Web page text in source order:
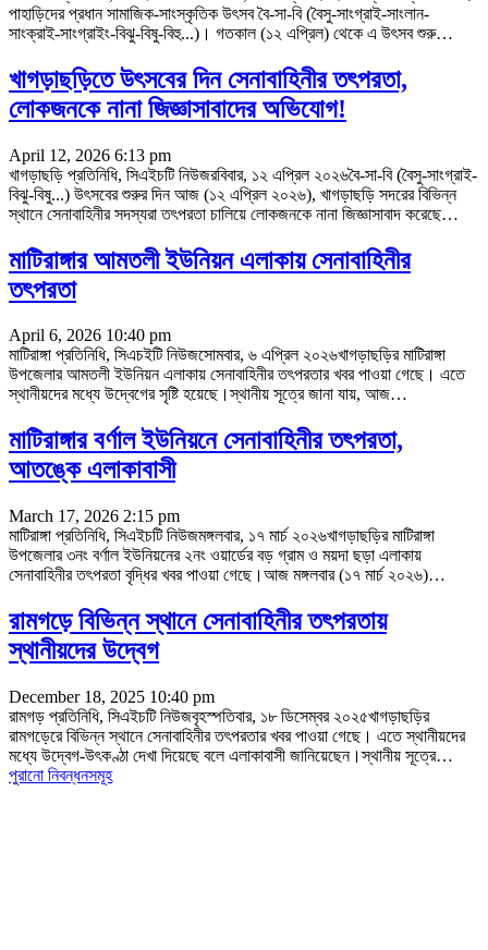
পাহাড়িদের প্রধান সামাজিক-সাংস্কৃতিক উৎসব বৈ-সা-বি (বৈসু-সাংগ্রাই-সাংলান-
সাংক্রাই-সাংগ্রাইং-বিঝু-বিষু-বিহু...)। গতকাল (১২ এপ্রিল) থেকে এ উৎসব শুরু…
খাগড়াছড়িতে উৎসবের দিন সেনাবাহিনীর তৎপরতা,
লোকজনকে নানা জিজ্ঞাসাবাদের অভিযোগ!
April 12, 2026 6:13 pm
খাগড়াছড়ি প্রতিনিধি, সিএইচটি নিউজরবিবার, ১২ এপ্রিল ২০২৬বৈ-সা-বি (বৈসু-সাংগ্রাই-
বিঝু-বিষু...) উৎসবের শুরুর দিন আজ (১২ এপ্রিল ২০২৬), খাগড়াছড়ি সদরের বিভিন্ন
স্থানে সেনাবাহিনীর সদস্যরা তৎপরতা চালিয়ে লোকজনকে নানা জিজ্ঞাসাবাদ করেছে…
মাটিরাঙ্গার আমতলী ইউনিয়ন এলাকায় সেনাবাহিনীর
তৎপরতা
April 6, 2026 10:40 pm
মাটিরাঙ্গা প্রতিনিধি, সিএচইটি নিউজসোমবার, ৬ এপ্রিল ২০২৬‎খাগড়াছড়ির মাটিরাঙ্গা
উপজেলার আমতলী ইউনিয়ন এলাকায় সেনাবাহিনীর তৎপরতার খবর পাওয়া গেছে। এতে
স্থানীয়দের মধ্যে উদ্বেগের সৃষ্টি হয়েছে।‎স্থানীয় সূত্রে জানা যায়, আজ…
মাটিরাঙ্গার বর্ণাল ইউনিয়নে সেনাবাহিনীর তৎপরতা,
আতঙ্কে এলাকাবাসী
March 17, 2026 2:15 pm
মাটিরাঙ্গা প্রতিনিধি, সিএইচটি নিউজমঙ্গলবার, ১৭ মার্চ ২০২৬‎খাগড়াছড়ির মাটিরাঙ্গা
উপজেলার ৩নং বর্ণাল ইউনিয়নের ২নং ওয়ার্ডের বড় গ্রাম ও ময়দা ছড়া এলাকায়
সেনাবাহিনীর তৎপরতা বৃদ্ধির খবর পাওয়া গেছে।‎আজ মঙ্গলবার (১৭ মার্চ ২০২৬)…
রামগড়ে বিভিন্ন স্থানে সেনাবাহিনীর তৎপরতায়
স্থানীয়দের উদ্বেগ
December 18, 2025 10:40 pm
রামগড় প্রতিনিধি, সিএইচটি নিউজবৃহস্পতিবার, ১৮ ডিসেম্বর ২০২৫খাগড়াছড়ির
রামগড়েরে বিভিন্ন স্থানে সেনাবাহিনীর তৎপরতার খবর পাওয়া গেছে। এতে স্থানীয়দের
মধ্যে উদ্বেগ-উৎকণ্ঠা দেখা দিয়েছে বলে এলাকাবাসী জানিয়েছেন।স্থানীয় সূত্রে…
পুরানো নিবন্ধনসমূহ